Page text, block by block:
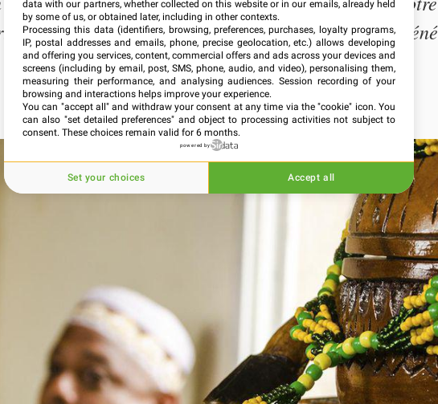
des animaux, des minéraux, de la nature en
data with our partners, whether collected on this website or in our emails, already held
by some of us, or obtained later, including in other contexts.
Processing this data (identifiers, browsing, preferences, purchases, loyalty programs,
IP, postal addresses and emails, phone, precise geolocation, etc.) allows developing
and offering you services, content, commercial offers and ads across your devices and
screens (including by email, post, SMS, phone, audio, and video), personalising them,
measuring their performance, and analysing audiences. Session recording of your
browsing and interactions helps improve your experience.
You can "accept all" and withdraw your consent at any time via the "cookie" icon. You
can also "set detailed preferences" and object to processing activities not subject to
consent. These choices remain valid for 6 months.
powered by
Set your choices Accept all